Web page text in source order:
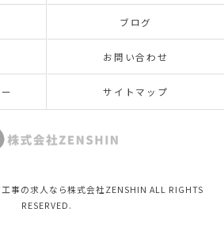
ブログ
お問い合わせ
サイトマップ
事の求人なら株式会社ZENSHIN ALL RIGHTS
RESERVED.